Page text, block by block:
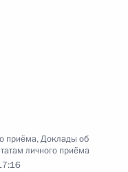
приёма,Доклады об
личного приёма